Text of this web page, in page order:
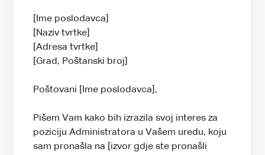
[Ime poslodavca]
[Naziv tvrtke]
[Adresa tvrtke]
[Grad, Poštanski broj]
Poštovani [Ime poslodavca],
Pišem Vam kako bih izrazila svoj interes za
poziciju Administratora u Vašem uredu, koju
sam pronašla na [izvor gdje ste pronašli